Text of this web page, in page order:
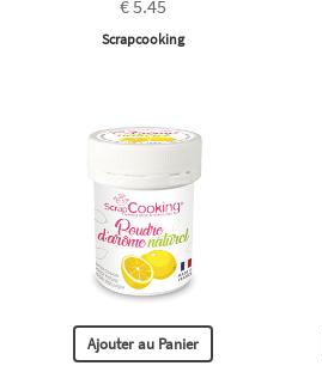
€ 5.45
Scrapcooking
Ajouter au Panier